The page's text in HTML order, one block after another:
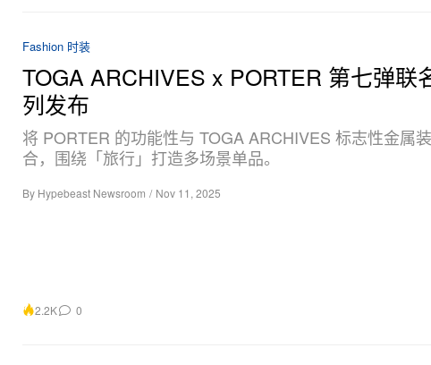
Fashion 时装
TOGA ARCHIVES x PORTER 第七弹联
列发布
将 PORTER 的功能性与 TOGA ARCHIVES 标志性金属
合，围绕「旅行」打造多场景单品。
By Hypebeast Newsroom / Nov 11, 2025
2.2K 0